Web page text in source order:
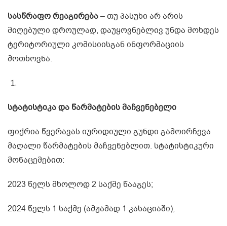
სასწრაფო რეაგირება– თუ პასუხი არ არის
მიღებული დროულად, დაუყოვნებლივ უნდა მოხდეს
ტერიტორიული კომისიისგან ინფორმაციის
მოთხოვნა.
სტატისტიკა და წარმატების მაჩვენებელი
ფიქრია წვერავას იურიდიული გუნდი გამოირჩევა
მაღალი წარმატების მაჩვენებლით. სტატისტიკური
მონაცემებით:
2023 წელს მხოლოდ 2 საქმე წააგეს;
2024 წელს 1 საქმე (ამჟამად 1 კასაციაში);